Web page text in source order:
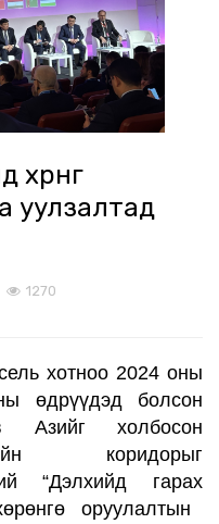
уулзалтад
1270
хотноо 2024 оны
өдрүүдэд болсон
Азийг холбосон
коридорыг
“Дэлхийд гарах
оруулалтын